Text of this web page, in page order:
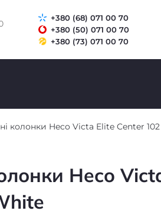
+380 (68) 071 00 70
+380 (50) 071 00 70
+380 (73) 071 00 70
колонки Heco Victa Elite Center
Heco